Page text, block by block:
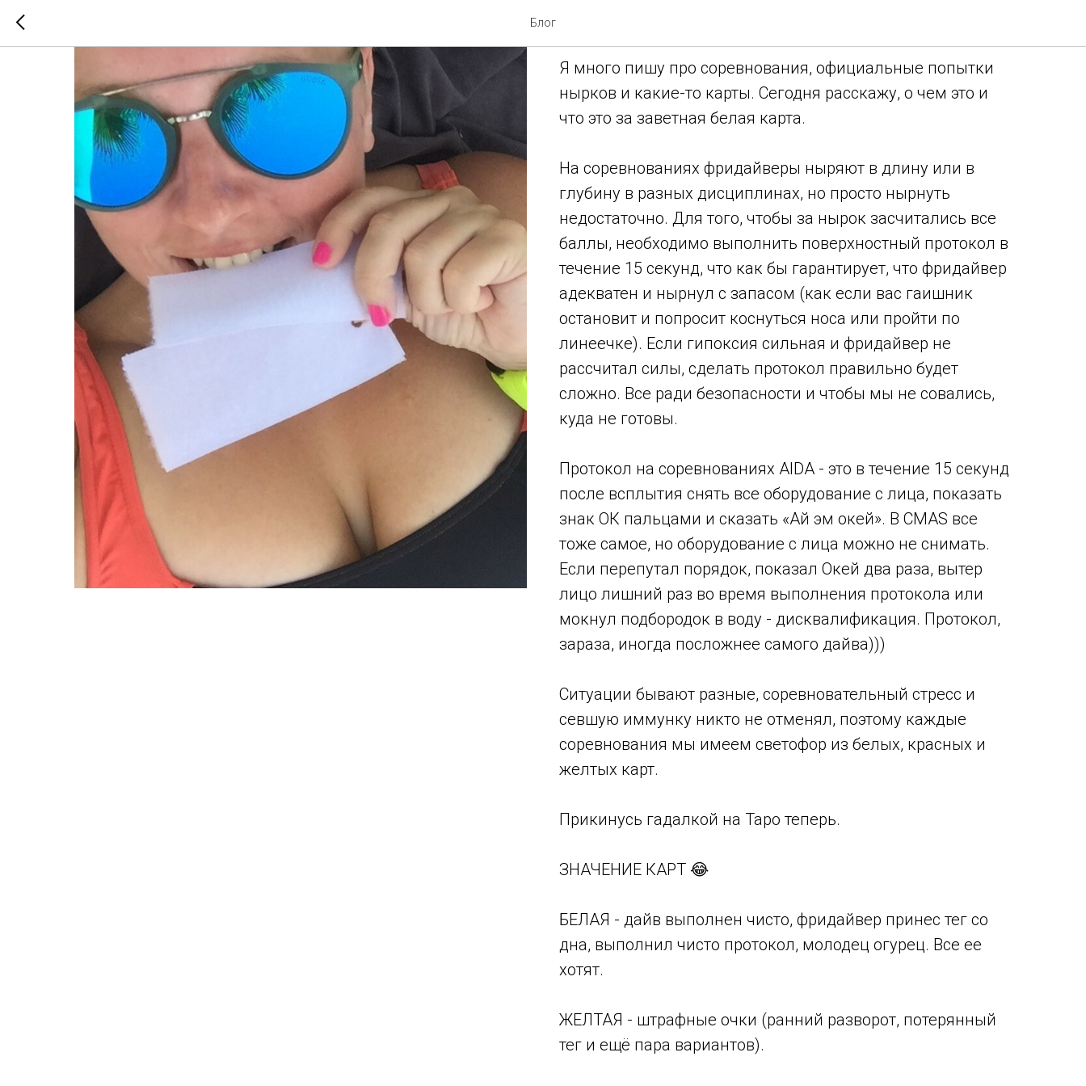
Блог
Я много пишу про соревнования, официальные попытки
нырков и какие-то карты. Сегодня расскажу, о чем это и
что это за заветная белая карта.
На соревнованиях фридайверы ныряют в длину или в
глубину в разных дисциплинах, но просто нырнуть
недостаточно. Для того, чтобы за нырок засчитались все
баллы, необходимо выполнить поверхностный протокол в
течение 15 секунд, что как бы гарантирует, что фридайвер
адекватен и нырнул с запасом (как если вас гаишник
остановит и попросит коснуться носа или пройти по
линеечке). Если гипоксия сильная и фридайвер не
рассчитал силы, сделать протокол правильно будет
сложно. Все ради безопасности и чтобы мы не совались,
куда не готовы.
Протокол на соревнованиях AIDA - это в течение 15 секунд
после всплытия снять все оборудование с лица, показать
знак ОК пальцами и сказать «Ай эм окей». В CMAS все
тоже самое, но оборудование с лица можно не снимать.
Если перепутал порядок, показал Окей два раза, вытер
лицо лишний раз во время выполнения протокола или
мокнул подбородок в воду - дисквалификация. Протокол,
зараза, иногда посложнее самого дайва)))
Ситуации бывают разные, соревновательный стресс и
севшую иммунку никто не отменял, поэтому каждые
соревнования мы имеем светофор из белых, красных и
желтых карт.
Прикинусь гадалкой на Таро теперь.
ЗНАЧЕНИЕ КАРТ 😂
БЕЛАЯ - дайв выполнен чисто, фридайвер принес тег со
дна, выполнил чисто протокол, молодец огурец. Все ее
хотят.
ЖЕЛТАЯ - штрафные очки (ранний разворот, потерянный
тег и ещё пара вариантов).